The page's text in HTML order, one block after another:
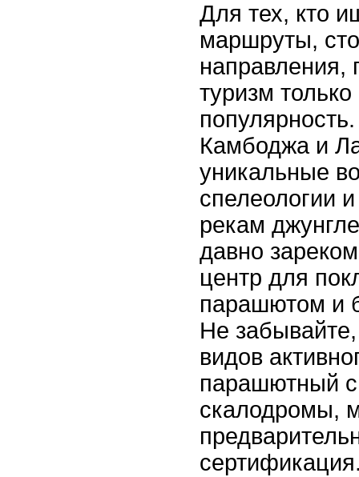
Для тех, кто
маршруты,
направления,
туризм
Камбоджа и
уникальные
спелеологии
рекам
давно
центр для
парашютом и
Не
видов
парашютный
скалодромы,